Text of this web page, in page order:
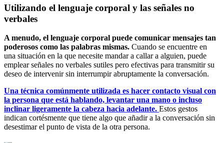
Utilizando el lenguaje corporal y las señales no
verbales
A menudo, el lenguaje corporal puede comunicar mensajes tan
poderosos como las palabras mismas. Cuando se encuentre en
una situación en la que necesite mandar a callar a alguien, puede
emplear señales no verbales sutiles pero efectivas para transmitir su
deseo de intervenir sin interrumpir abruptamente la conversación.
Una técnica comúnmente utilizada es hacer contacto visual con
la persona que está hablando, levantar una mano o incluso
inclinar ligeramente la cabeza hacia adelante. Estos gestos
indican cortésmente que tiene algo que añadir a la conversación sin
desestimar el punto de vista de la otra persona.